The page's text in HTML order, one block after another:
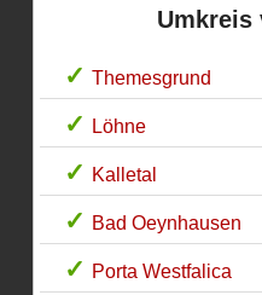
Umkreis
Themesgrund
Löhne
Kalletal
Bad Oeynhausen
Porta Westfalica